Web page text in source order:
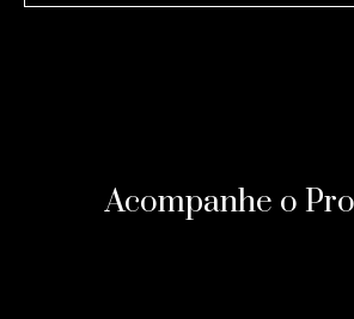
Acompanhe o